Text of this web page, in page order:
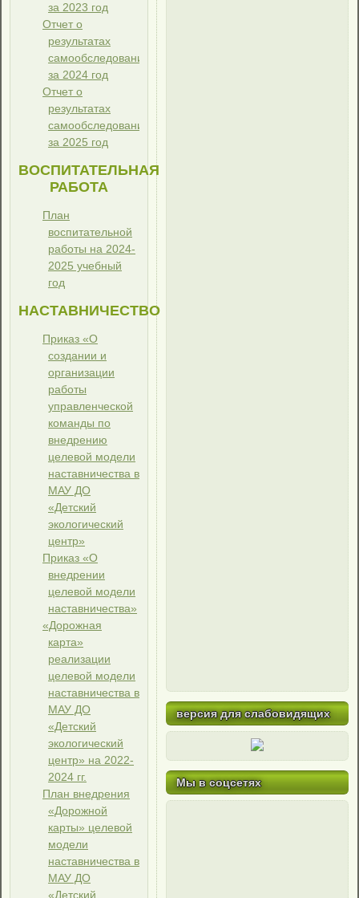
за 2023 год
Отчет о
результатах
самообследования
за 2024 год
Отчет о
результатах
самообследования
за 2025 год
ВОСПИТАТЕЛЬНАЯ
РАБОТА
План
воспитательной
работы на 2024-
2025 учебный
год
НАСТАВНИЧЕСТВО
Приказ «О
создании и
организации
работы
управленческой
команды по
внедрению
целевой модели
наставничества в
МАУ ДО
«Детский
экологический
центр»
Приказ «О
внедрении
целевой модели
наставничества»
«Дорожная
карта»
реализации
целевой модели
наставничества в
МАУ ДО
«Детский
экологический
центр» на 2022-
2024 гг.
План внедрения
«Дорожной
карты» целевой
модели
наставничества в
МАУ ДО
«Детский
версия для слабовидящих
Мы в соцсетях